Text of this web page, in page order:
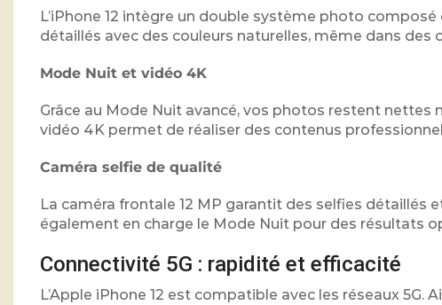
L’iPhone 12 intègre un double système photo
détaillés avec des couleurs naturelles, même dans
Mode Nuit et vidéo 4K
Grâce au Mode Nuit avancé, vos photos restent nettes
vidéo 4K permet de réaliser des contenus
Caméra selfie de qualité
La caméra frontale 12 MP garantit des selfies détaillés
également en charge le Mode Nuit pour des résultats
Connectivité 5G : rapidité et efficacité
L’Apple iPhone 12 est compatible avec les réseaux